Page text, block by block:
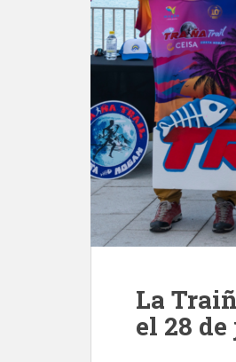
La
el 28